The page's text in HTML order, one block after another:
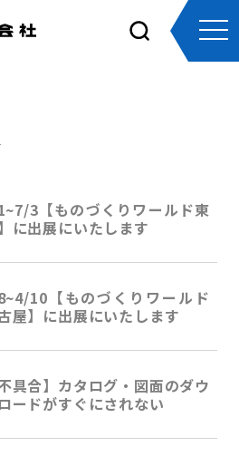
3【ものづくりワールド東
に出展にいたします
10【ものづくりワールド
屋】に出展にいたします
不具合】カタログ・図面のダウ
ードがすぐにされない